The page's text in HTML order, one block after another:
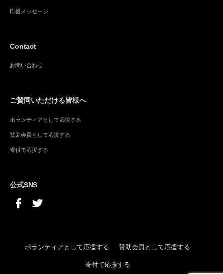
応援メッセージ
Contact
お問い合わせ
ご賛同いただける皆様へ
ボランティアとして応援する
賛助会員として応援する
寄付で応援する
公式SNS
ボランティアとして応援する 賛助会員として応援する
寄付で応援する